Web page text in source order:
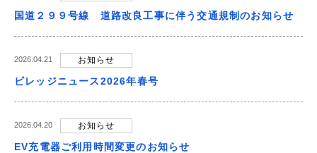
国道２９９号線 道路改良工事に伴う交通規制のお知らせ
2026.04.21 お知らせ
ビレッジニュース2026年春号
2026.04.20 お知らせ
EV充電器ご利用時間変更のお知らせ